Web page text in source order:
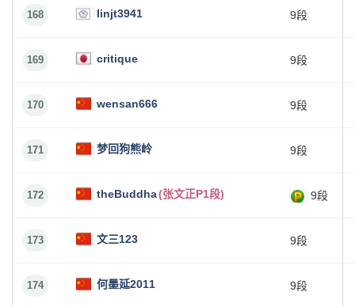
168 linjt3941 9段
169 critique 9段
170 wensan666 9段
171 梦回狗熊岭 9段
172 theBuddha(张文正P1段) 9段
173 文三123 9段
174 何墨延2011 9段